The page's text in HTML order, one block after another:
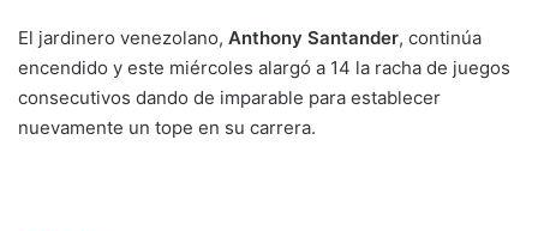
El jardinero venezolano, Anthony Santander, continúa
encendido y este miércoles alargó a 14 la racha de juegos
consecutivos dando de imparable para establecer
nuevamente un tope en su carrera.